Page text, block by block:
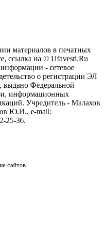
материалов в печатных
ссылка на © Ufavesti.Ru
- сетевое
о регистрации ЭЛ
выдано Федеральной
информационных
Учредитель - Малахов
Ю.И., e-mail:
25-36.
сайтов